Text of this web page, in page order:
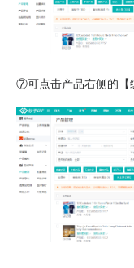
⑦可点击产品右侧的【